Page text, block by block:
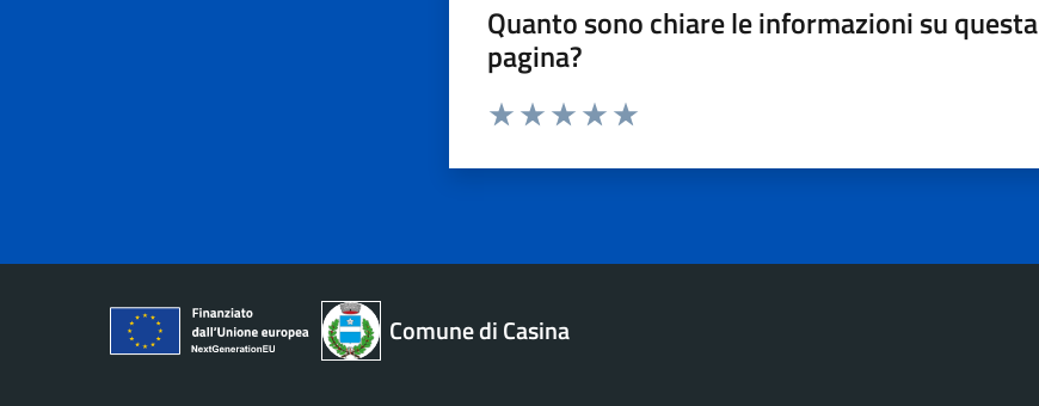
Quanto sono chiare le informazioni su questa
pagina?
Comune di Casina